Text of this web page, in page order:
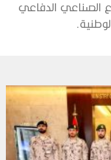
الصناعي الدفاعي